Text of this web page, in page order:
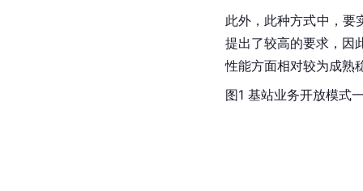
此外，此种方式中，要
提出了较高的要求，因
性能方面相对较为成熟
图1 基站业务开放模式